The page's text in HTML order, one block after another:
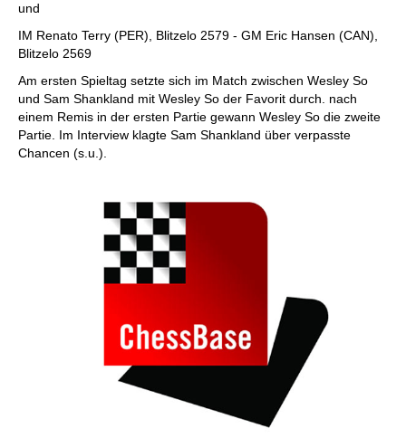
und
IM Renato Terry (PER), Blitzelo 2579 - GM Eric Hansen (CAN),
Blitzelo 2569
Am ersten Spieltag setzte sich im Match zwischen Wesley So
und Sam Shankland mit Wesley So der Favorit durch. nach
einem Remis in der ersten Partie gewann Wesley So die zweite
Partie. Im Interview klagte Sam Shankland über verpasste
Chancen (s.u.).